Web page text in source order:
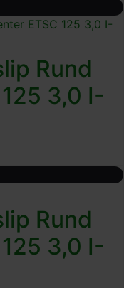
Rund
3,0 I-
Rund
3,0 I-